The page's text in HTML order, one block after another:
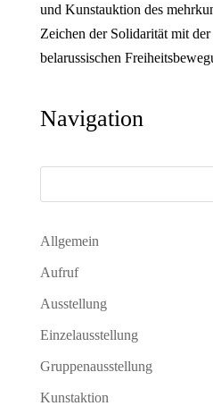
und Kunstauktion des
Zeichen der Solidarität mit
belarussischen
Navigation
Allgemein
Aufruf
Ausstellung
Einzelausstellung
Gruppenausstellung
Kunstaktion